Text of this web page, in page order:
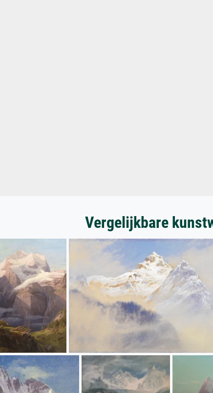
Vergelijkbare